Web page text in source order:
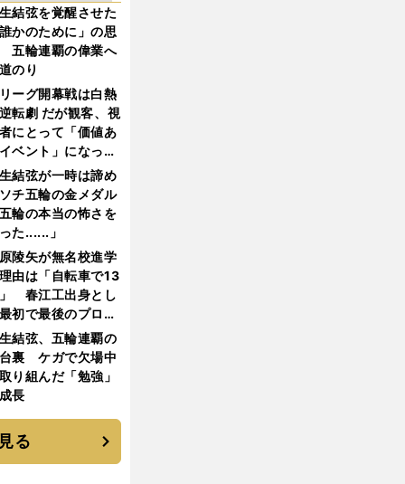
結弦を覚醒させた
かのために」の思
五輪連覇の偉業へ
のり
ーグ開幕戦は白熱
転劇 だが観客、視
にとって「価値あ
ベント」になって
か
結弦が一時は諦め
チ五輪の金メダル
輪の本当の怖さを
た......」
陵矢が無名校進学
由は「自転車で13
春江工出身とし
初で最後のプロ野
手となった
結弦、五輪連覇の
裏 ケガで欠場中
り組んだ「勉強」
長
る